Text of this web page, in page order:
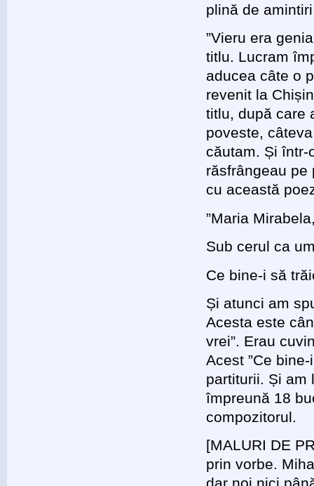
plină de
”Vieru era
titlu. Lucram
aducea câte o
revenit la
titlu, după care
poveste,
căutam. Și într-
răsfrângeau pe
cu această
”Maria
Sub cerul ca
Ce bine-i să
Și atunci am
Acesta este
vrei”. Erau
Acest ”Ce
partiturii. Și am
împreună 18
compozitorul.
[MALURI DE
prin vorbe.